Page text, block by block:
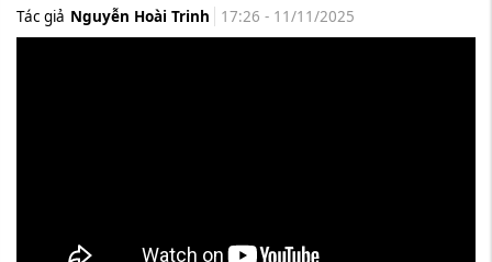
Tác giả Nguyễn Hoài Trinh 17:26 - 11/11/2025